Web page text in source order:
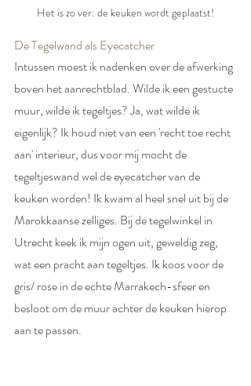
Het is zo ver: de keuken wordt geplaatst!
De Tegelwand als Eyecatcher
Intussen moest ik nadenken over de afwerking
boven het aanrechtblad. Wilde ik een gestucte
muur, wilde ik tegeltjes? Ja, wat wilde ik
eigenlijk? Ik houd niet van een 'recht toe recht
aan' interieur, dus voor mij mocht de
tegeltjeswand wel de eyecatcher van de
keuken worden! Ik kwam al heel snel uit bij de
Marokkaanse zelliges. Bij de tegelwinkel in
Utrecht keek ik mijn ogen uit, geweldig zeg,
wat een pracht aan tegeltjes. Ik koos voor de
gris/ rose in de echte Marrakech-sfeer en
besloot om de muur achter de keuken hierop
aan te passen.